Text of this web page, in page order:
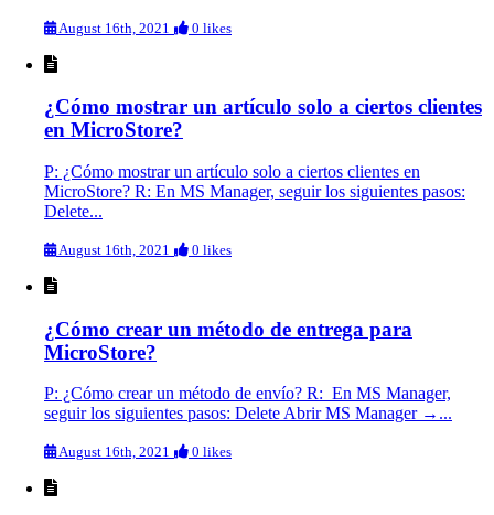
August 16th, 2021 0 likes
¿Cómo mostrar un artículo solo a ciertos clientes
en MicroStore?
P: ¿Cómo mostrar un artículo solo a ciertos clientes en
MicroStore? R: En MS Manager, seguir los siguientes pasos:
Delete...
August 16th, 2021 0 likes
¿Cómo crear un método de entrega para
MicroStore?
P: ¿Cómo crear un método de envío? R: En MS Manager,
seguir los siguientes pasos: Delete Abrir MS Manager →...
August 16th, 2021 0 likes